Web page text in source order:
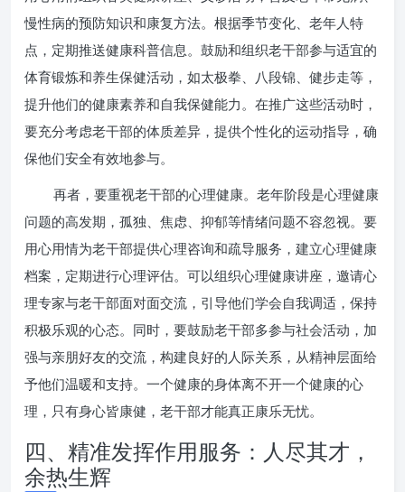
慢性病的预防知识和康复方法。根据季节变化、老年人特
点，定期推送健康科普信息。鼓励和组织老干部参与适宜的
体育锻炼和养生保健活动，如太极拳、八段锦、健步走等，
提升他们的健康素养和自我保健能力。在推广这些活动时，
要充分考虑老干部的体质差异，提供个性化的运动指导，确
保他们安全有效地参与。
再者，要重视老干部的心理健康。老年阶段是心理健康
问题的高发期，孤独、焦虑、抑郁等情绪问题不容忽视。要
用心用情为老干部提供心理咨询和疏导服务，建立心理健康
档案，定期进行心理评估。可以组织心理健康讲座，邀请心
理专家与老干部面对面交流，引导他们学会自我调适，保持
积极乐观的心态。同时，要鼓励老干部多参与社会活动，加
强与亲朋好友的交流，构建良好的人际关系，从精神层面给
予他们温暖和支持。一个健康的身体离不开一个健康的心
理，只有身心皆康健，老干部才能真正康乐无忧。
四、精准发挥作用服务：人尽其才，
余热生辉